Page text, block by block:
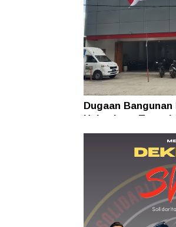
Dugaan
Halmahera